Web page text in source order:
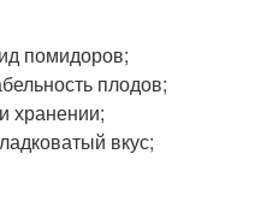
помидоров;
плодов;
хранении;
вкус;